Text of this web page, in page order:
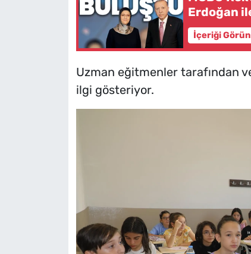
Erdoğan
İçeriği
Uzman eğitmenler tarafından
ilgi gösteriyor.